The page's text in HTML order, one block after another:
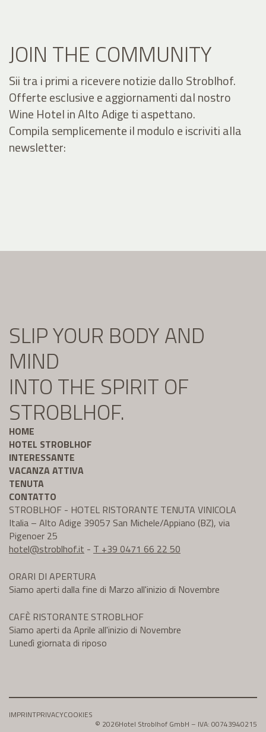
JOIN THE COMMUNITY
Sii tra i primi a ricevere notizie dallo Stroblhof.
Offerte esclusive e aggiornamenti dal nostro
Wine Hotel in Alto Adige ti aspettano.
Compila semplicemente il modulo e iscriviti alla
newsletter:
SLIP YOUR BODY AND
MIND
INTO THE SPIRIT OF
STROBLHOF.
HOME
HOTEL STROBLHOF
INTERESSANTE
VACANZA ATTIVA
TENUTA
CONTATTO
STROBLHOF - HOTEL RISTORANTE TENUTA VINICOLA
Italia – Alto Adige 39057 San Michele/Appiano (BZ), via
Pigenoer 25
hotel@stroblhof.it - T +39 0471 66 22 50
ORARI DI APERTURA
Siamo aperti dalla fine di Marzo all'inizio di Novembre
CAFÈ RISTORANTE STROBLHOF
Siamo aperti da Aprile all'inizio di Novembre
Lunedì giornata di riposo
IMPRINTPRIVACYCOOKIES
© 2026Hotel Stroblhof GmbH – IVA: 00743940215